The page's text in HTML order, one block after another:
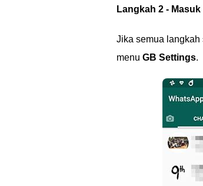
Langkah 2 -
Jika semua langkah
menu GB Settings.